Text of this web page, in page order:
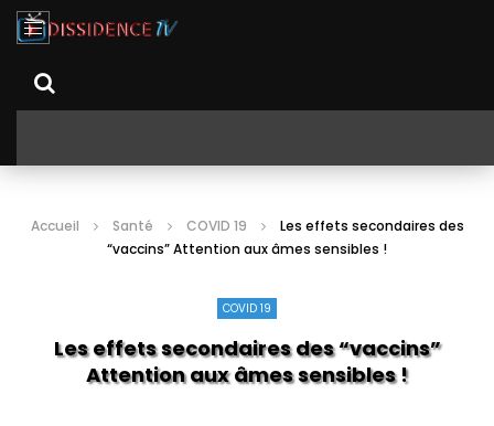
Accueil Santé COVID 19
Les effets secondaires des
“vaccins” Attention aux âmes sensibles !
COVID 19
Les effets secondaires des “vaccins”
Attention aux âmes sensibles !